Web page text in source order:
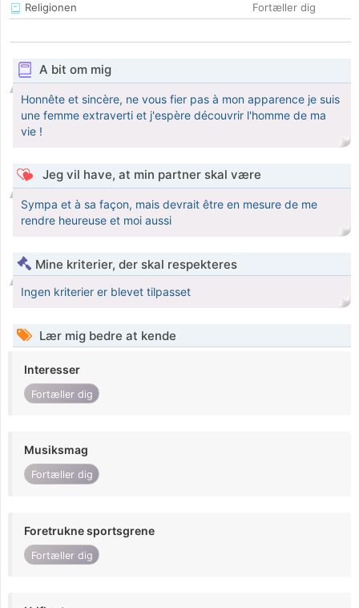
Religionen
Fortæller dig
A bit om mig
Honnête et sincère, ne vous fier pas à mon apparence je suis
une femme extraverti et j'espère découvrir l'homme de ma
vie !
Jeg vil have, at min partner skal være
Sympa et à sa façon, mais devrait être en mesure de me
rendre heureuse et moi aussi
Mine kriterier, der skal respekteres
Ingen kriterier er blevet tilpasset
Lær mig bedre at kende
Interesser
Fortæller dig
Musiksmag
Fortæller dig
Foretrukne sportsgrene
Fortæller dig